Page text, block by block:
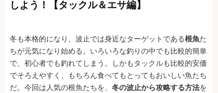
しよう！【タックル＆エサ編】
冬も本格的になり、波止では身近なターゲットである根魚た
ちが元気になり始める。いろいろな釣りの中でも比較的簡単
で、初心者でも釣れてしまう。しかもタックルも比較的安価
でそろえやすく、もちろん食べてもとってもおいしい魚たち
だ。今回は人気の根魚たちを、 冬の波止から攻略する方法を